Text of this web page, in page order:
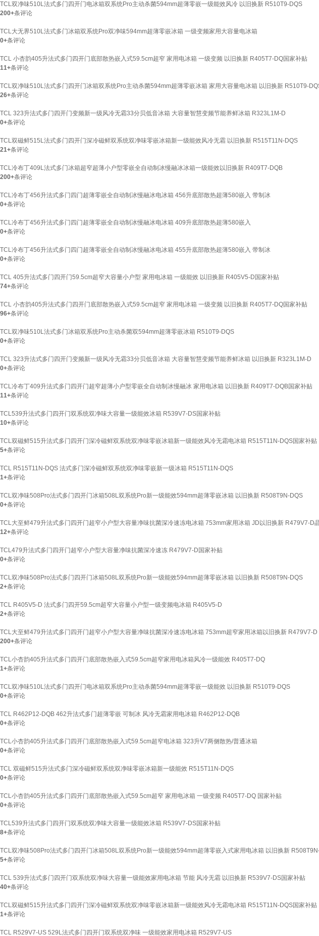
TCL双净味510L法式多门四开门电冰箱双系统Pro主动杀菌594mm超薄零嵌一级能效风冷 以旧换新 R510T9-DQS
200+条评论
TCL大无界510L法式多门冰箱双系统Pro双净味594mm超薄零嵌冰箱 一级变频家用大容量电冰箱
0+条评论
TCL 小杏韵405升法式多门四开门底部散热嵌入式59.5cm超窄 家用电冰箱 一级变频 以旧换新 R405T7-DQ国家补贴
11+条评论
TCL双净味510L法式多门四开门冰箱双系统Pro主动杀菌594mm超薄零嵌冰箱 家用大容量电冰箱 以旧换新 R510T9-
26+条评论
TCL 323升法式多门四开门变频新一级风冷无霜33分贝低音冰箱 大容量智慧变频节能养鲜冰箱 R323L1M-D
0+条评论
TCL双磁鲜515L法式多门四开门深冷磁鲜双系统双净味零嵌冰箱新一级能效风冷无霜 以旧换新 R515T11N-DQS
21+条评论
TCL冷布丁409L法式多门冰箱超窄超薄小户型零嵌全自动制冰慢融冰冰箱一级能效以旧换新 R409T7-DQB
200+条评论
TCL冷布丁456升法式多门四门超薄零嵌全自动制冰慢融冰电冰箱 456升底部散热超薄580嵌入 带制冰
0+条评论
TCL冷布丁456升法式多门四门超薄零嵌全自动制冰慢融冰电冰箱 409升底部散热超薄580嵌入
0+条评论
TCL冷布丁456升法式多门四门超薄零嵌全自动制冰慢融冰电冰箱 455升底部散热超薄580嵌入 带制冰
0+条评论
TCL 405升法式多门四开门59.5cm超窄大容量小户型 家用电冰箱 一级能效 以旧换新 R405V5-D国家补贴
74+条评论
TCL 小杏韵405升法式多门四开门底部散热嵌入式59.5cm超窄 家用电冰箱 一级变频 以旧换新 R405T7-DQ国家补贴
96+条评论
TCL双净味510L法式多门冰箱双系统Pro主动杀菌双594mm超薄零嵌冰箱 R510T9-DQS
0+条评论
TCL 323升法式多门四开门变频新一级风冷无霜33分贝低音冰箱 大容量智慧变频节能养鲜冰箱 以旧换新 R323L1M-D
0+条评论
TCL冷布丁409升法式多门四开门超窄超薄小户型零嵌全自动制冰慢融冰 家用电冰箱 以旧换新 R409T7-DQB国家补贴
11+条评论
TCL539升法式多门四开门双系统双净味大容量一级能效冰箱 R539V7-DS国家补贴
10+条评论
TCL双磁鲜515升法式多门四开门深冷磁鲜双系统双净味零嵌冰箱新一级能效风冷无霜电冰箱 R515T11N-DQS国家补贴
5+条评论
TCL R515T11N-DQS 法式多门深冷磁鲜双系统双净味零嵌新一级冰箱 R515T11N-DQS
1+条评论
TCL双净味508Pro法式多门四开门冰箱508L双系统Pro新一级能效594mm超薄零嵌冰箱 以旧换新 R508T9N-DQS
0+条评论
TCL大至鲜479升法式多门四开门超窄小户型大容量净味抗菌深冷速冻电冰箱 753mm家用冰箱 JD以旧换新 R479V7-D
12+条评论
TCL479升法式多门四开门超窄小户型大容量净味抗菌深冷速冻 R479V7-D国家补贴
0+条评论
TCL双净味508Pro法式多门四开门冰箱508L双系统Pro新一级能效594mm超薄零嵌冰箱 以旧换新 R508T9N-DQS
2+条评论
TCL R405V5-D 法式多门四开59.5cm超窄大容量小户型一级变频电冰箱 R405V5-D
2+条评论
TCL大至鲜479升法式多门四开门超窄小户型大容量净味抗菌深冷速冻电冰箱 753mm超窄家用冰箱以旧换新 R479V7-D
200+条评论
TCL小杏韵405升法式多门四开门底部散热嵌入式59.5cm超窄家用电冰箱风冷一级能效 R405T7-DQ
1+条评论
TCL双净味510L法式多门四开门电冰箱双系统Pro主动杀菌594mm超薄零嵌一级能效 以旧换新 R510T9-DQS
0+条评论
TCL R462P12-DQB 462升法式多门超薄零嵌 可制冰 风冷无霜家用电冰箱 R462P12-DQB
0+条评论
TCL小杏韵405升法式多门四开门底部散热嵌入式59.5cm超窄电冰箱 323升V7两侧散热/普通冰箱
0+条评论
TCL 双磁鲜515升法式多门深冷磁鲜双系统双净味零嵌冰箱新一级能效 R515T11N-DQS
0+条评论
TCL小杏韵405升法式多门四开门底部散热嵌入式59.5cm超窄 家用电冰箱 一级变频 R405T7-DQ 国家补贴
0+条评论
TCL539升法式多门四开门双系统双净味大容量一级能效冰箱 R539V7-DS国家补贴
8+条评论
TCL双净味508Pro法式多门四开门冰箱508L双系统Pro新一级能效594mm超薄零嵌入式家用电冰箱 以旧换新
5+条评论
TCL 539升法式多门四开门双系统双净味大容量一级能效家用电冰箱 节能 风冷无霜 以旧换新 R539V7-DS国家补贴
40+条评论
TCL双磁鲜515升法式多门四开门深冷磁鲜双系统双净味零嵌冰箱新一级能效风冷无霜电冰箱 R515T11N-DQS国家补贴
1+条评论
TCL R529V7-US 529L法式多门四开门双系统双净味 一级能效家用电冰箱 R529V7-US